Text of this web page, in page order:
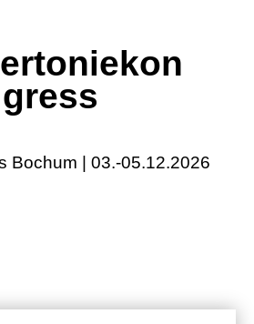
Bochum | 03.-05.12.2026